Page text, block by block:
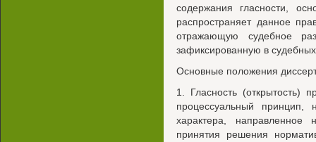
содержания гласности,
распространяет данное
отражающую судебное
зафиксированную в судебных
Основные положения
1. Гласность (открытость)
процессуальный принцип,
характера,
принятия решения